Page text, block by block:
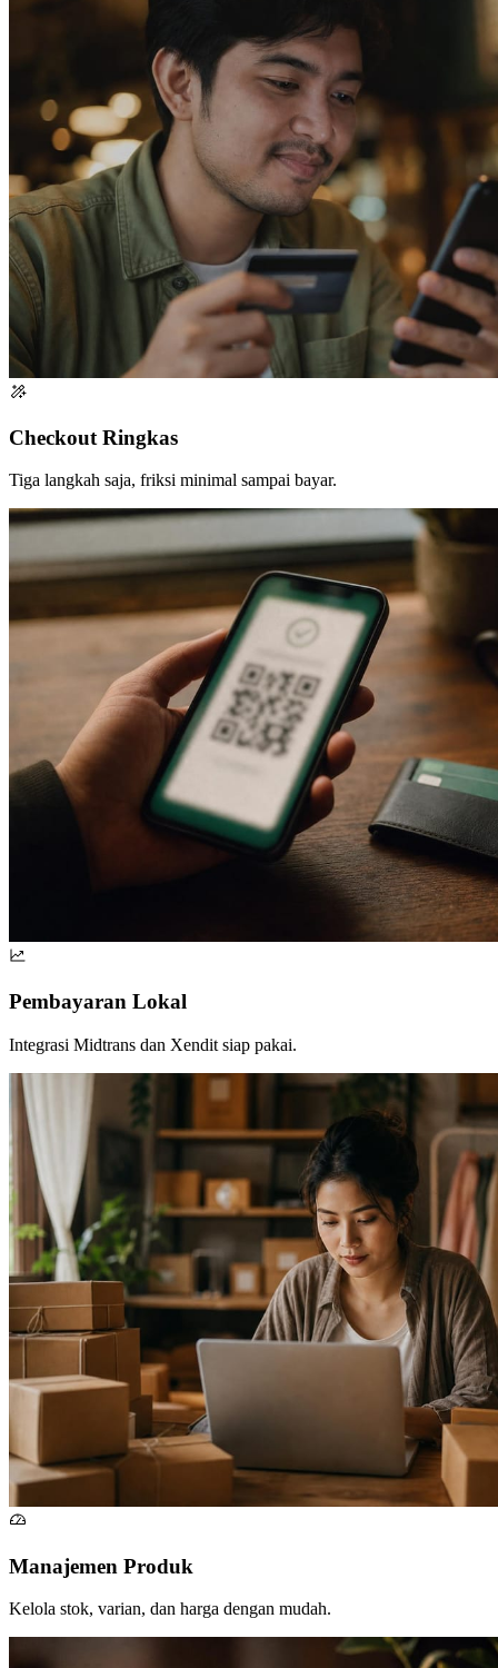
Checkout Ringkas
Tiga langkah saja, friksi minimal sampai bayar.
Pembayaran Lokal
Integrasi Midtrans dan Xendit siap pakai.
Manajemen Produk
Kelola stok, varian, dan harga dengan mudah.